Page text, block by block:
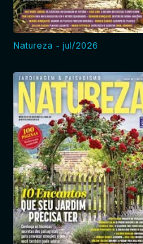
Natureza - jul/2026